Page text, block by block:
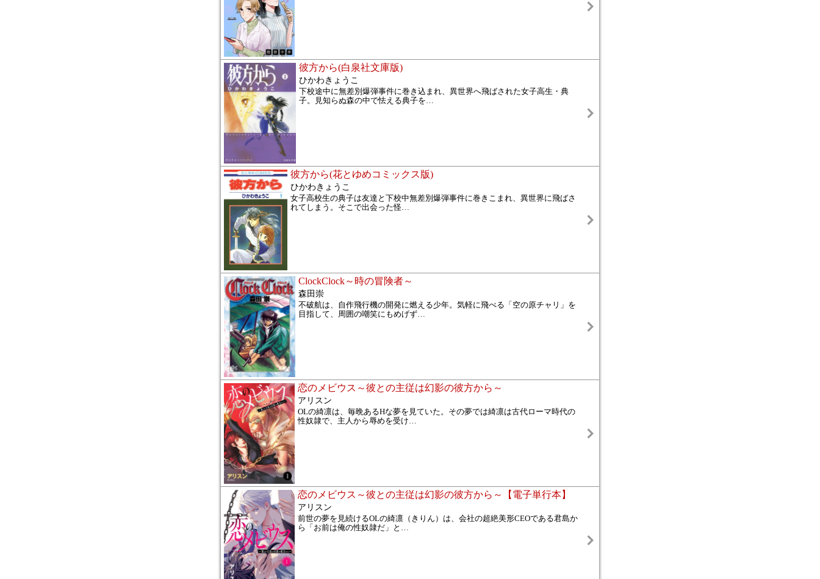
彼方から(白泉社文庫版)
ひかわきょうこ
下校途中に無差別爆弾事件に巻き込まれ、異世界へ飛ばされた女子高生・典
子。見知らぬ森の中で怯える典子を…
彼方から(花とゆめコミックス版)
ひかわきょうこ
女子高校生の典子は友達と下校中無差別爆弾事件に巻きこまれ、異世界に飛ばさ
れてしまう。そこで出会った怪…
ClockClock～時の冒険者～
森田崇
不破航は、自作飛行機の開発に燃える少年。気軽に飛べる「空の原チャリ」を
目指して、周囲の嘲笑にもめげず…
恋のメビウス～彼との主従は幻影の彼方から～
アリスン
OLの綺凛は、毎晩あるHな夢を見ていた。その夢では綺凛は古代ローマ時代の
性奴隷で、主人から辱めを受け…
恋のメビウス～彼との主従は幻影の彼方から～【電子単行本】
アリスン
前世の夢を見続けるOLの綺凛（きりん）は、会社の超絶美形CEOである君島か
ら「お前は俺の性奴隷だ」と …